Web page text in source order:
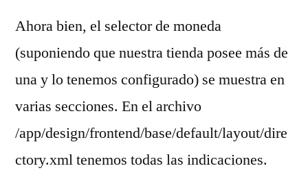
Ahora bien, el selector de moneda
(suponiendo que nuestra tienda posee más de
una y lo tenemos configurado) se muestra en
varias secciones. En el archivo
/app/design/frontend/base/default/layout/dire
ctory.xml tenemos todas las indicaciones.